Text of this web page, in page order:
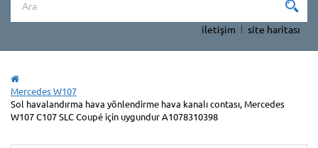
iletişim site haritası
Mercedes W107
Sol havalandırma hava yönlendirme hava kanalı contası, Mercedes
W107 C107 SLC Coupé için uygundur A1078310398